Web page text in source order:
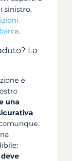
sinistro,
.
La
è
una